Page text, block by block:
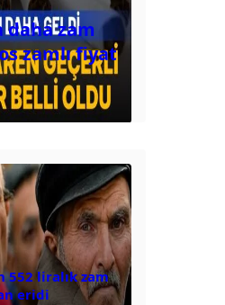
zam
zamlı fiyat
552 liralık zam
eridi